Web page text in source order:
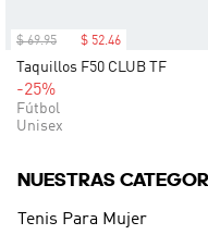
$ 69.95 $ 52.46
Taquillos F50 CLUB TF
-25%
Fútbol
Unisex
NUESTRAS
Tenis Para Mujer